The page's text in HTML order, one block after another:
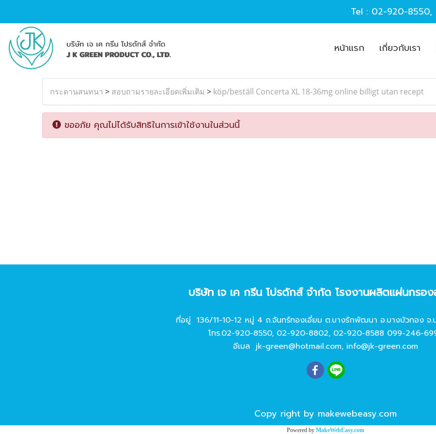
Tel : 02-920-8550,
หน้าแรก เกี่ยวกับเรา
กระดานสนทนา > สอบถามรายละเอียดเพิ่มเติม > köp/beställ Concerta XL 18-36mg online billigt utan recept
ขออภัย คุณไม่ได้รับสิทธิในการเข้าใช้งานในส่วนนี้
บริษัท เจ เค กรีน โปรดักส์ จํากัด โรงงานผลิตแผ่นกรอง
ที่อยู่ 136/11-10-12 หมู่ 4 ถ.จันทร์ทองเอี่ยม ต.บางรักพัฒนา อ.บางบัวทอง จ.น
โทร.02-920-8550, 02-920-8802, 02-920-8588 099-246-
อีเมล jk-green@hotmail.com, info@jk-green.com
Copy right by makewebeasy.com
Powered by MakeWebEasy.com